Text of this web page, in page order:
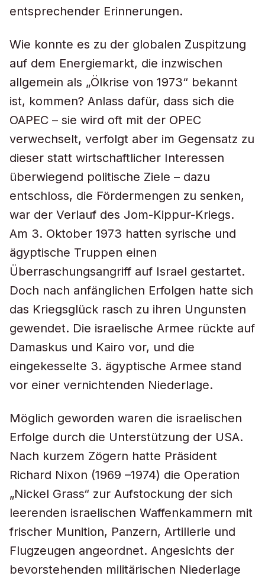
entsprechender Erinnerungen.
Wie konnte es zu der globalen Zuspitzung
auf dem Energiemarkt, die inzwischen
allgemein als „Ölkrise von 1973“ bekannt
ist, kommen? Anlass dafür, dass sich die
OAPEC – sie wird oft mit der OPEC
verwechselt, verfolgt aber im Gegensatz zu
dieser statt wirtschaftlicher Interessen
überwiegend politische Ziele – dazu
entschloss, die Fördermengen zu senken,
war der Verlauf des Jom-Kippur-Kriegs.
Am 3. Oktober 1973 hatten syrische und
ägyptische Truppen einen
Überraschungsangriff auf Israel gestartet.
Doch nach anfänglichen Erfolgen hatte sich
das Kriegsglück rasch zu ihren Ungunsten
gewendet. Die israelische Armee rückte auf
Damaskus und Kairo vor, und die
eingekesselte 3. ägyptische Armee stand
vor einer vernichtenden Niederlage.
Möglich geworden waren die israelischen
Erfolge durch die Unterstützung der USA.
Nach kurzem Zögern hatte Präsident
Richard Nixon (1969 –1974) die Operation
„Nickel Grass“ zur Aufstockung der sich
leerenden israelischen Waffenkammern mit
frischer Munition, Panzern, Artillerie und
Flugzeugen angeordnet. Angesichts der
bevorstehenden militärischen Niederlage